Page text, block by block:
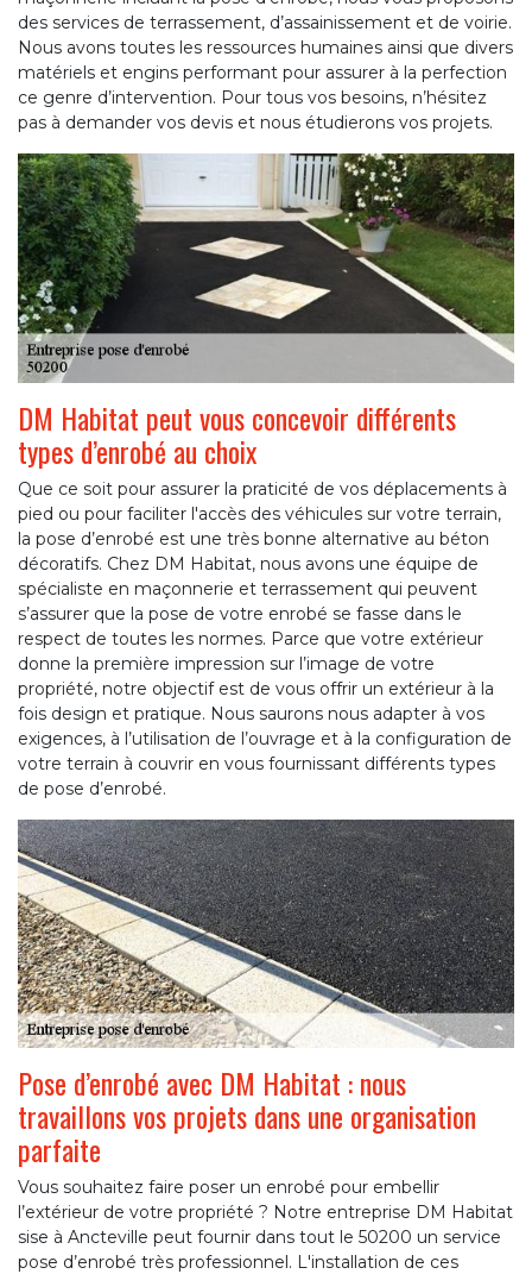
des services de terrassement, d’assainissement et de voirie.
Nous avons toutes les ressources humaines ainsi que divers
matériels et engins performant pour assurer à la perfection
ce genre d’intervention. Pour tous vos besoins, n’hésitez
pas à demander vos devis et nous étudierons vos projets.
DM Habitat peut vous concevoir différents
types d’enrobé au choix
Que ce soit pour assurer la praticité de vos déplacements à
pied ou pour faciliter l'accès des véhicules sur votre terrain,
la pose d’enrobé est une très bonne alternative au béton
décoratifs. Chez DM Habitat, nous avons une équipe de
spécialiste en maçonnerie et terrassement qui peuvent
s’assurer que la pose de votre enrobé se fasse dans le
respect de toutes les normes. Parce que votre extérieur
donne la première impression sur l’image de votre
propriété, notre objectif est de vous offrir un extérieur à la
fois design et pratique. Nous saurons nous adapter à vos
exigences, à l’utilisation de l’ouvrage et à la configuration de
votre terrain à couvrir en vous fournissant différents types
de pose d’enrobé.
Pose d’enrobé avec DM Habitat : nous
travaillons vos projets dans une organisation
parfaite
Vous souhaitez faire poser un enrobé pour embellir
l’extérieur de votre propriété ? Notre entreprise DM Habitat
sise à Ancteville peut fournir dans tout le 50200 un service
pose d’enrobé très professionnel. L'installation de ces